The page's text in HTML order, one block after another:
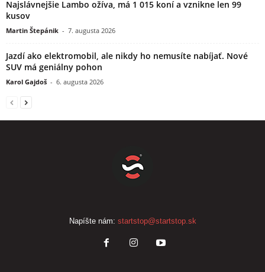
Najslávnejšie Lambo ožíva, má 1 015 koní a vznikne len 99
kusov
Martin Štepánik - 7. augusta 2026
Jazdí ako elektromobil, ale nikdy ho nemusíte nabíjať. Nové
SUV má geniálny pohon
Karol Gajdoš - 6. augusta 2026
Napíšte nám: startstop@startstop.sk